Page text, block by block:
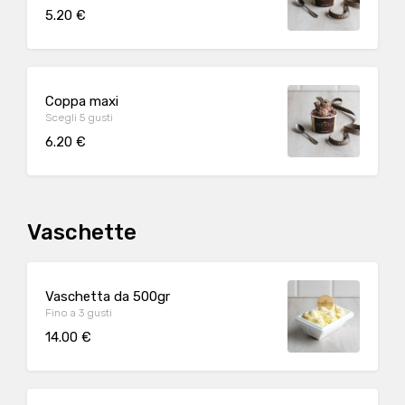
5.20 €
Coppa maxi
Scegli 5 gusti
6.20 €
Vaschette
Vaschetta da 500gr
Fino a 3 gusti
14.00 €